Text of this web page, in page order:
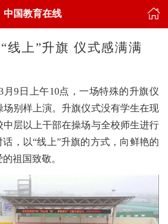
中国教育在线
线上”升旗 仪式感满满
月9日上午10点，一场特殊的升旗仪
别样上演。升旗仪式没有学生在现
层以上干部在操场与全校师生进行
，以“线上”升旗的方式，向鲜艳的
祖国致敬。